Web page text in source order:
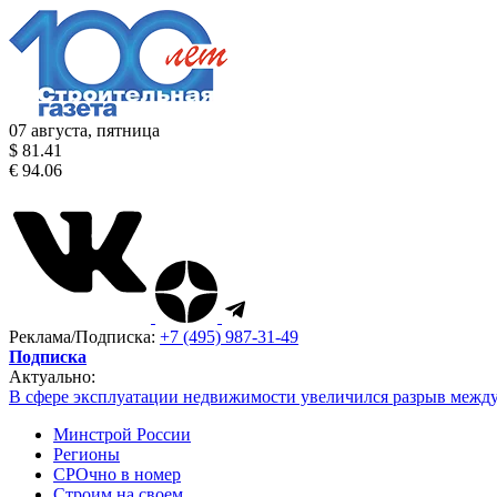
07 августа, пятница
$ 81.41
€ 94.06
Реклама/Подписка: +7 (495) 987-31-49
Подписка
Актуально:
В сфере эксплуатации недвижимости увеличился разрыв
Минстрой России
Регионы
СРОчно в номер